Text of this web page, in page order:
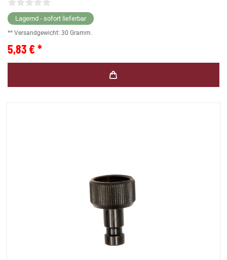
Lagernd - sofort lieferbar
** Versandgewicht: 30 Gramm.
5,83 € *